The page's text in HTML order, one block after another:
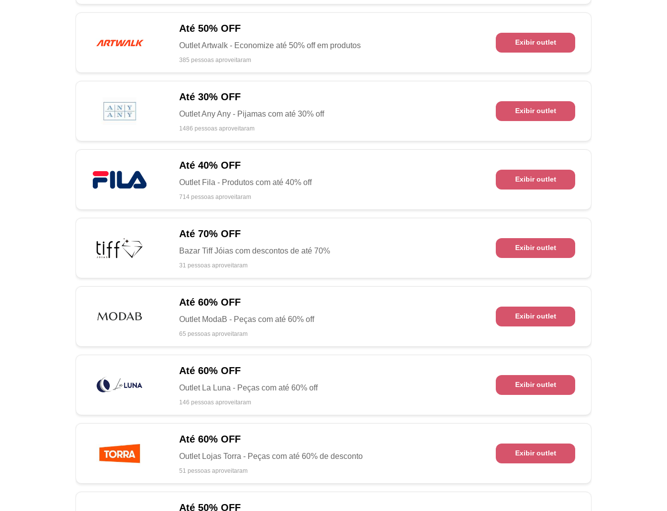
Até 50% OFF
Outlet Artwalk - Economize até 50% off em produtos
385 pessoas aproveitaram
Exibir outlet
Até 30% OFF
Outlet Any Any - Pijamas com até 30% off
1486 pessoas aproveitaram
Exibir outlet
Até 40% OFF
Outlet Fila - Produtos com até 40% off
714 pessoas aproveitaram
Exibir outlet
Até 70% OFF
Bazar Tiff Jóias com descontos de até 70%
31 pessoas aproveitaram
Exibir outlet
Até 60% OFF
Outlet ModaB - Peças com até 60% off
65 pessoas aproveitaram
Exibir outlet
Até 60% OFF
Outlet La Luna - Peças com até 60% off
146 pessoas aproveitaram
Exibir outlet
Até 60% OFF
Outlet Lojas Torra - Peças com até 60% de desconto
51 pessoas aproveitaram
Exibir outlet
Até 50% OFF